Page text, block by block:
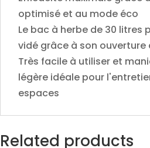
optimisé et au mode éco
Le bac à herbe de 30 litres
vidé grâce à son ouverture
Très facile à utiliser et
légère idéale pour
espaces
Related products